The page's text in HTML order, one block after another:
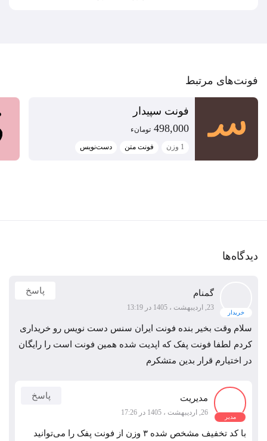
فونت‌‌های مرتبط
فونت سپیدار
498,000 تومان‫ء‬‫
1 وزن فونت متن دست‌نویس
دیدگاه‌ها
خریدار
گمنام
23, اردیبهشت ، 1405 در 13:19
پاسخ
سلام وقت بخیر بنده فونت ایران سنس دست نویس رو خریداری
کردم لطفا فونت پفک که اپدیت شده همین فونت است را رایگان
در اختیارم قرار بدین متشکرم
مدیر
مدیریت
26, اردیبهشت ، 1405 در 17:26
پاسخ
با کد تخفیف مشخص شده ۳ وزن از فونت پفک را می‌توانید